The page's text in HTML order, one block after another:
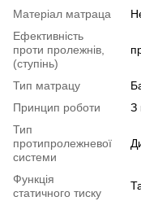
Матеріал матраца
Ефективність
проти пролежнів,
(ступінь)
Тип матрацу
Принцип роботи
З
Тип
протипролежневої
системи
Функція
статичного тиску